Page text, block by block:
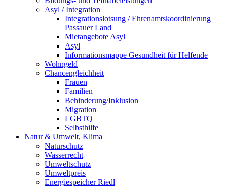
Asyl / Integration
Integrationslotsung / Ehrenamtskoordinierung
Passauer Land
Mietangebote Asyl
Asyl
Informationsmappe Gesundheit für Helfende
Wohngeld
Chancengleichheit
Frauen
Familien
Behinderung/Inklusion
Migration
LGBTQ
Selbsthilfe
Natur & Umwelt, Klima
Naturschutz
Wasserrecht
Umweltschutz
Umweltpreis
Energiespeicher Riedl